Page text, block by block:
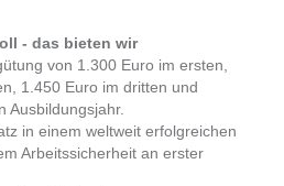
- das bieten wir
von 1.300 Euro im ersten,
1.450 Euro im dritten und
Ausbildungsjahr.
in einem weltweit erfolgreichen
Arbeitssicherheit an erster